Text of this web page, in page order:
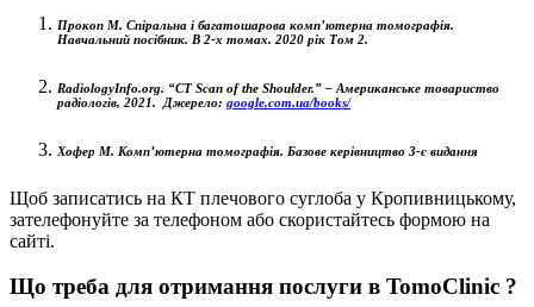
Прокоп М. Спіральна і багатошарова комп’ютерна томографія.
Навчальний посібник. В 2-х томах. 2020 рік Том 2.
RadiologyInfo.org. “CT Scan of the Shoulder.” – Американське товариство
радіологів, 2021. Джерело: google.com.ua/books/
Хофер М. Комп’ютерна томографія. Базове керівництво 3-є видання
Щоб записатись на КТ плечового суглоба у Кропивницькому,
зателефонуйте за телефоном або скористайтесь формою на
сайті.
Що треба для отримання послуги в TomoClinic ?